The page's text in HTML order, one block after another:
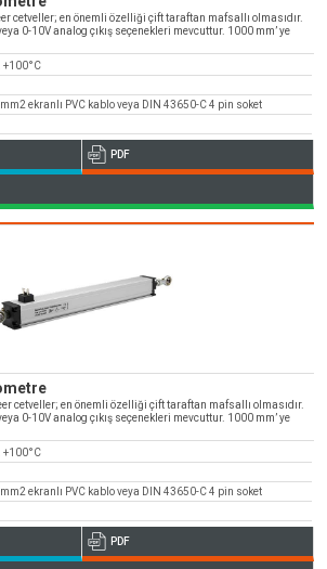
cetveller; en önemli özelliği çift taraftan mafsallı olmasıdır.
0-10V analog çıkış seçenekleri mevcuttur. 1000 mm’ ye
+100°C
ekranlı PVC kablo veya DIN 43650-C 4 pin soket
PDF
cetveller; en önemli özelliği çift taraftan mafsallı olmasıdır.
0-10V analog çıkış seçenekleri mevcuttur. 1000 mm’ ye
+100°C
ekranlı PVC kablo veya DIN 43650-C 4 pin soket
PDF